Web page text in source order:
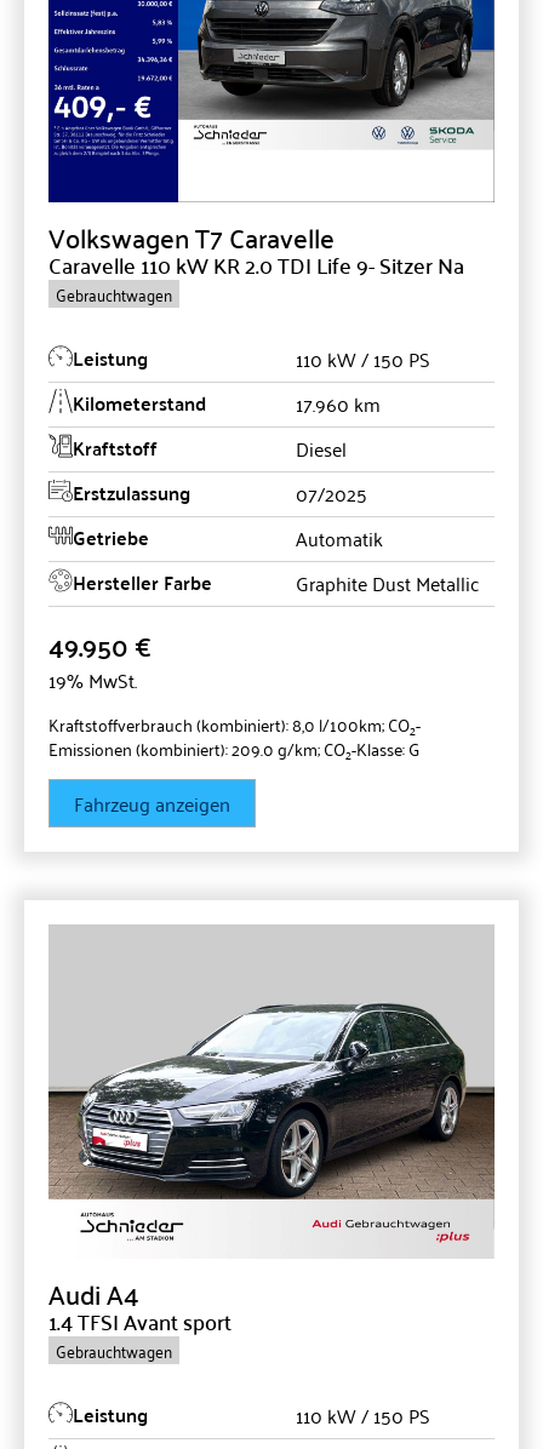
VolkswagenT7 Caravelle
Caravelle 110 kW KR 2.0 TDI Life 9- Sitzer Na
Gebrauchtwagen
Leistung 110 kW / 150 PS
Kilometerstand 17.960 km
Kraftstoff Diesel
Erstzulassung 07/2025
Getriebe Automatik
Hersteller Farbe Graphite Dust Metallic
49.950 €
19% MwSt.
Kraftstoffverbrauch (kombiniert):8,0 l/100km;CO2-
Emissionen (kombiniert):209.0 g/km;CO2-Klasse:G
Fahrzeug anzeigen
AudiA4
1.4 TFSI Avant sport
Gebrauchtwagen
Leistung 110 kW / 150 PS